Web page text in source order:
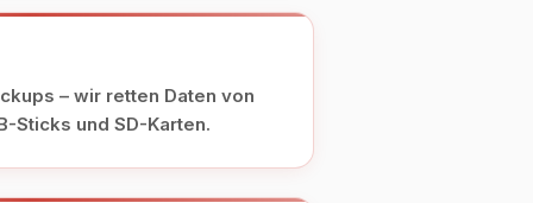
– wir retten Daten von
Sticks und SD-Karten.